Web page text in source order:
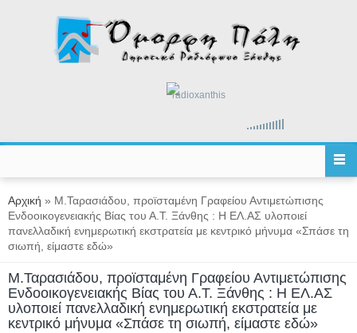
radioxanthis
Είστε εδώ
Αρχική » Μ.Ταρασιάδου, προϊσταμένη Γραφείου Αντιμετώπισης
Ενδοοικογενειακής Βίας του Α.Τ. Ξάνθης : Η ΕΛ.ΑΣ υλοποιεί
πανελλαδική ενημερωτική εκστρατεία με κεντρικό μήνυμα «Σπάσε τη
σιωπή, είμαστε εδώ»
Μ.Ταρασιάδου, προϊσταμένη Γραφείου Αντιμετώπισης
Ενδοοικογενειακής Βίας του Α.Τ. Ξάνθης : Η ΕΛ.ΑΣ
υλοποιεί πανελλαδική ενημερωτική εκστρατεία με
κεντρικό μήνυμα «Σπάσε τη σιωπή, είμαστε εδώ»